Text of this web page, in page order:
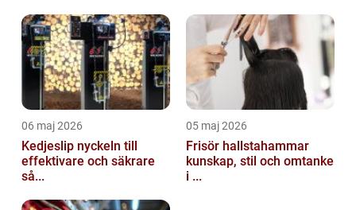
06 maj 2026
Kedjeslip nyckeln till
effektivare och säkrare
så...
05 maj 2026
Frisör hallstahammar
kunskap, stil och omtanke
i ...